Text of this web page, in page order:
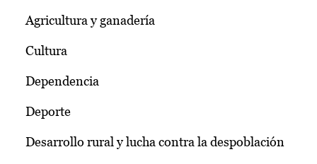
Agricultura y ganadería
Cultura
Dependencia
Deporte
Desarrollo rural y lucha contra la despoblación